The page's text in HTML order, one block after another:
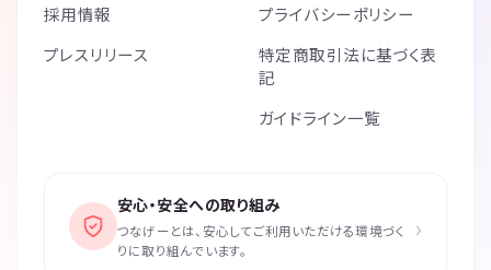
採用情報
プレスリリース
プライバシーポリシー
特定商取引法に基づく表
記
ガイドライン一覧
安心・安全への取り組み
つなげーとは、安心してご利用いただける環境づく
りに取り組んでいます。
›